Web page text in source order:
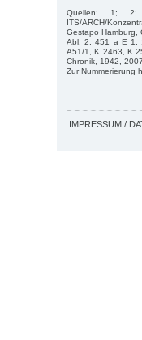
Quellen: 1; 2;
ITS/ARCH/
Gestapo Hamburg,
Abl. 2, 451 a E 1,
A51/1, K 2463, K
Chronik, 1942,
Zur Nummerierung
IMPRESSUM /